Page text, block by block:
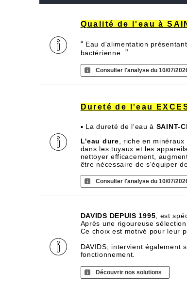
Qualité de l'eau à
“ Eau d'alimentation
bactérienne. ”
Consulter l'analyse du 10/07/
Dureté de l'eau
▪ La dureté de l'eau à SAINT-
L'eau dure , riche en
dans les tuyaux et les
nettoyer efficacement,
être nécessaire de s'équiper
Consulter l'analyse du 10/07/
DAVIDS DEPUIS 1995 , est
Après une rigoureuse
Ce choix est motivé pour leur
DAVIDS, intervient également
fonctionnement.
Découvrir nos solutions